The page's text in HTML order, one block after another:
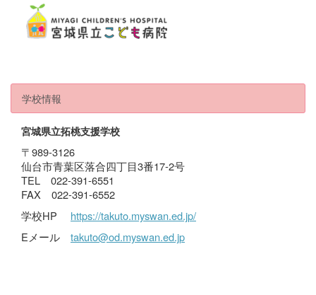
学校情報
宮城県立拓桃支援学校
〒989-3126
仙台市青葉区落合四丁目3番17-2号
TEL 022-391-6551
FAX 022-391-6552
学校HP https://takuto.myswan.ed.jp/
Eメール takuto@od.myswan.ed.jp